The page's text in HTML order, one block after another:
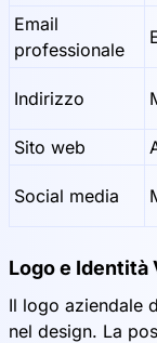
Email
professionale
Indirizzo
Sito web
Social media
Logo e Identità
Il logo aziendale
nel design. La